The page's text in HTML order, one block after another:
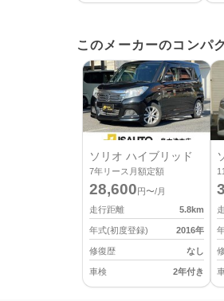
このメーカーのコンパ
ソリオ ハイブリッド
7年リース月額定額
28,600 円〜/月
走行距離
5.8km
年式(初度登録) 2016年
修復歴 なし
車検 2年付き